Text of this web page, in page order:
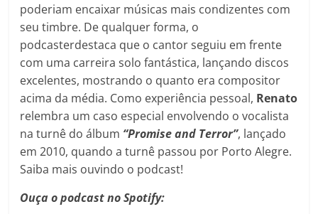
poderiam encaixar músicas mais condizentes com
seu timbre. De qualquer forma, o
podcasterdestaca que o cantor seguiu em frente
com uma carreira solo fantástica, lançando discos
excelentes, mostrando o quanto era compositor
acima da média. Como experiência pessoal, Renato
relembra um caso especial envolvendo o vocalista
na turnê do álbum “Promise and Terror”, lançado
em 2010, quando a turnê passou por Porto Alegre.
Saiba mais ouvindo o podcast!
Ouça o podcast no Spotify: